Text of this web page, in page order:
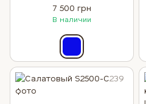
7 500 грн
В наличии